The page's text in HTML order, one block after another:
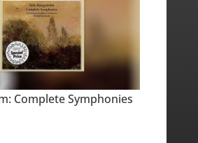
Complete Symphonies